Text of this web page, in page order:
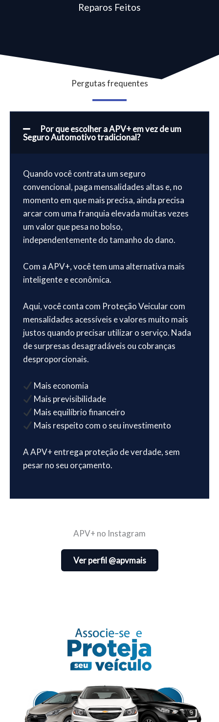
Reparos Feitos
Pergutas frequentes
Por que escolher a APV+ em vez de um
Seguro Automotivo tradicional?
Quando você contrata um seguro
convencional, paga mensalidades altas e, no
momento em que mais precisa, ainda precisa
arcar com uma franquia elevada muitas vezes
um valor que pesa no bolso,
independentemente do tamanho do dano.
Com a APV+, você tem uma alternativa mais
inteligente e econômica.
Aqui, você conta com Proteção Veicular com
mensalidades acessíveis e valores muito mais
justos quando precisar utilizar o serviço. Nada
de surpresas desagradáveis ou cobranças
desproporcionais.
Mais economia
Mais previsibilidade
Mais equilíbrio financeiro
Mais respeito com o seu investimento
A APV+ entrega proteção de verdade, sem
pesar no seu orçamento.
APV+ no Instagram
Ver perfil @apvmais